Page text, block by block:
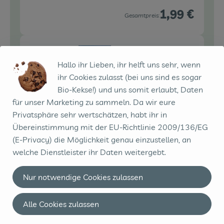
Gesamtpreis:1,99 €
Gouda,
gerieben
Auswahl ändern
Reibekäse - 150g
21,93 € / kg
Artikelanzahl
Gesamtpreis:3,29 €
1 Stk
Rezept
beilegen
Rezept beilegen
0,00 € /Stück
Hallo ihr Lieben, ihr helft uns sehr, wenn
ihr Cookies zulasst (bei uns sind es sogar
Bio-Kekse!) und uns somit erlaubt, Daten
für unser Marketing zu sammeln. Da wir eure
Privatsphäre sehr wertschätzen, habt ihr in
Übereinstimmung mit der EU-Richtlinie 2009/136/EG
(E-Privacy) die Möglichkeit genau einzustellen, an
welche Dienstleister ihr Daten weitergebt.
Nur notwendige Cookies zulassen
Alle Cookies zulassen